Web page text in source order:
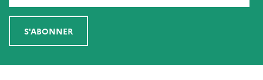
S'ABONNER